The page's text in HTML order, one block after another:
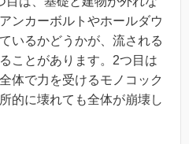
ンカーボルトやホールダウ
いるかどうかが、流される
ことがあります。2つ目は
体で力を受けるモノコック
的に壊れても全体が崩壊し